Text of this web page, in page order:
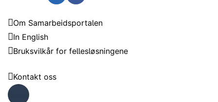
Om Samarbeidsportalen
In English
Bruksvilkår for fellesløsningene
Kontakt oss
Faceb